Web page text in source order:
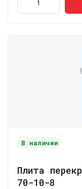
В наличии
Плита
70-10-8